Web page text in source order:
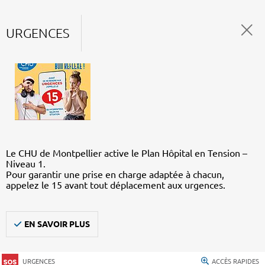
URGENCES
Le CHU de Montpellier active le Plan Hôpital en Tension –
Niveau 1.
Pour garantir une prise en charge adaptée à chacun,
appelez le 15 avant tout déplacement aux urgences.
EN SAVOIR PLUS
URGENCES ACCÈS RAPIDES